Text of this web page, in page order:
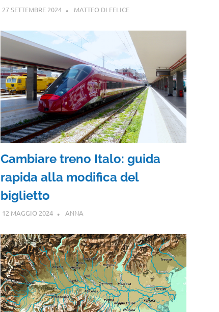
27 SETTEMBRE 2024 MATTEO DI FELICE
Cambiare treno Italo: guida
rapida alla modifica del
biglietto
12 MAGGIO 2024 ANNA